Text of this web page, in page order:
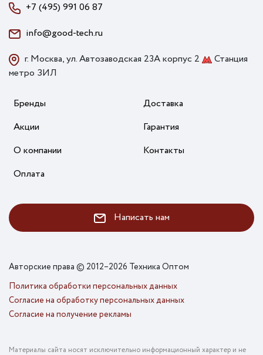
+7 (495) 991 06 87
info@good-tech.ru
г. Москва, ул. Автозаводская 23А корпус 2
Станция
метро ЗИЛ
Бренды
Акции
О компании
Оплата
Доставка
Гарантия
Контакты
Написать нам
Авторские права © 2012–2026 Техника Оптом
Политика обработки персональных данных
Согласие на обработку персональных данных
Согласие на получение рекламы
Материалы сайта носят исключительно информационный характер и не